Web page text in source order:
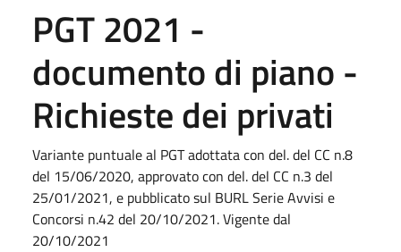
PGT 2021 -
documento di piano -
Richieste dei privati
Variante puntuale al PGT adottata con del. del CC n.8
del 15/06/2020, approvato con del. del CC n.3 del
25/01/2021, e pubblicato sul BURL Serie Avvisi e
Concorsi n.42 del 20/10/2021. Vigente dal
20/10/2021